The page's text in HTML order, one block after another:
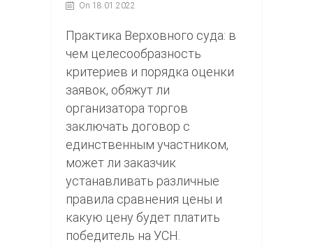
On 18.01.2022
Практика Верховного суда: в
чем целесообразность
критериев и порядка оценки
заявок, обяжут ли
организатора торгов
заключать договор с
единственным участником,
может ли заказчик
устанавливать различные
правила сравнения цены и
какую цену будет платить
победитель на УСН.